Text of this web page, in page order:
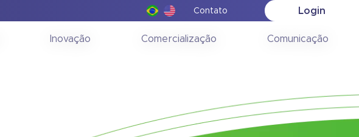
Contato Login
Inovação Comercialização Comunicação